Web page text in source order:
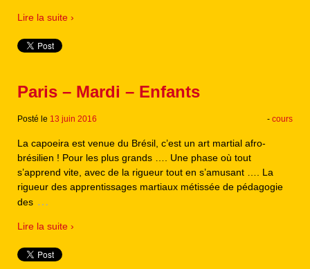
Lire la suite ›
Paris – Mardi – Enfants
Posté le 13 juin 2016 - cours
La capoeira est venue du Brésil, c’est un art martial afro-
brésilien ! Pour les plus grands …. Une phase où tout
s’apprend vite, avec de la rigueur tout en s’amusant …. La
rigueur des apprentissages martiaux métissée de pédagogie
des …
Lire la suite ›